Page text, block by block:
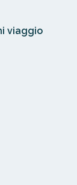
viaggio